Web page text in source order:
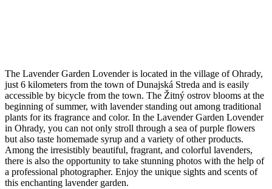
The Lavender Garden Lovender is located in the village of Ohrady,
just 6 kilometers from the town of Dunajská Streda and is easily
accessible by bicycle from the town. The Žitný ostrov blooms at the
beginning of summer, with lavender standing out among traditional
plants for its fragrance and color. In the Lavender Garden Lovender
in Ohrady, you can not only stroll through a sea of purple flowers
but also taste homemade syrup and a variety of other products.
Among the irresistibly beautiful, fragrant, and colorful lavenders,
there is also the opportunity to take stunning photos with the help of
a professional photographer. Enjoy the unique sights and scents of
this enchanting lavender garden.